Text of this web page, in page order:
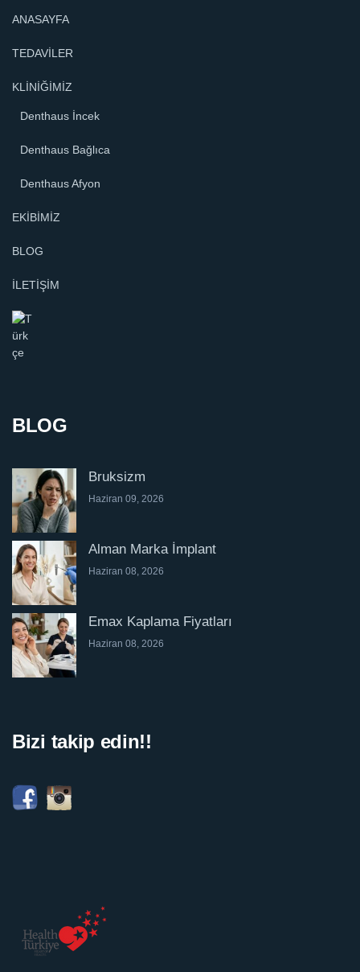
ANASAYFA
TEDAVİLER
KLİNİĞİMİZ
Denthaus İncek
Denthaus Bağlıca
Denthaus Afyon
EKİBİMİZ
BLOG
İLETİŞİM
BLOG
Bruksizm
Haziran 09, 2026
Alman Marka İmplant
Haziran 08, 2026
Emax Kaplama Fiyatları
Haziran 08, 2026
Bizi takip edin!!